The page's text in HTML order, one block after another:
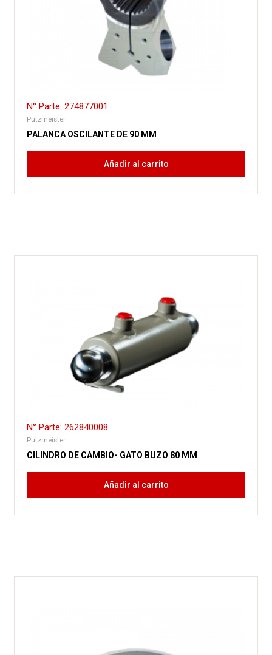
N° Parte: 274877001
Putzmeister
PALANCA OSCILANTE DE 90 MM
Añadir al carrito
N° Parte: 262840008
Putzmeister
CILINDRO DE CAMBIO- GATO BUZO 80 MM
Añadir al carrito